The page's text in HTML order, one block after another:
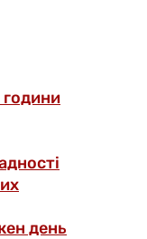
години
день